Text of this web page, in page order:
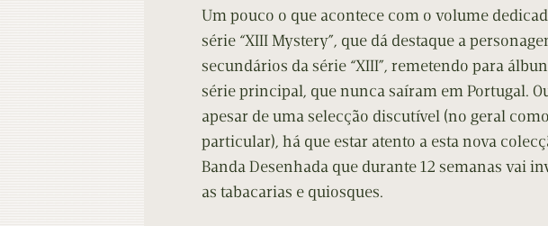
Um pouco o que acontece com o volume
série “XIII Mystery”, que dá destaque a
secundários da série “XIII”, remetendo para
série principal, que nunca saíram em Portugal.
apesar de uma selecção discutível (no geral
particular), há que estar atento a esta nova
Banda Desenhada que durante 12 semanas vai
as tabacarias e quiosques.